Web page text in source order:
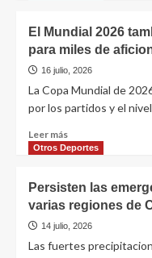
El Mundial 2026
para miles de
16 julio, 2026
La Copa Mundial de
por los partidos y el
Leer más
Otros Deportes
Persisten las
varias regiones de
14 julio, 2026
Las fuertes